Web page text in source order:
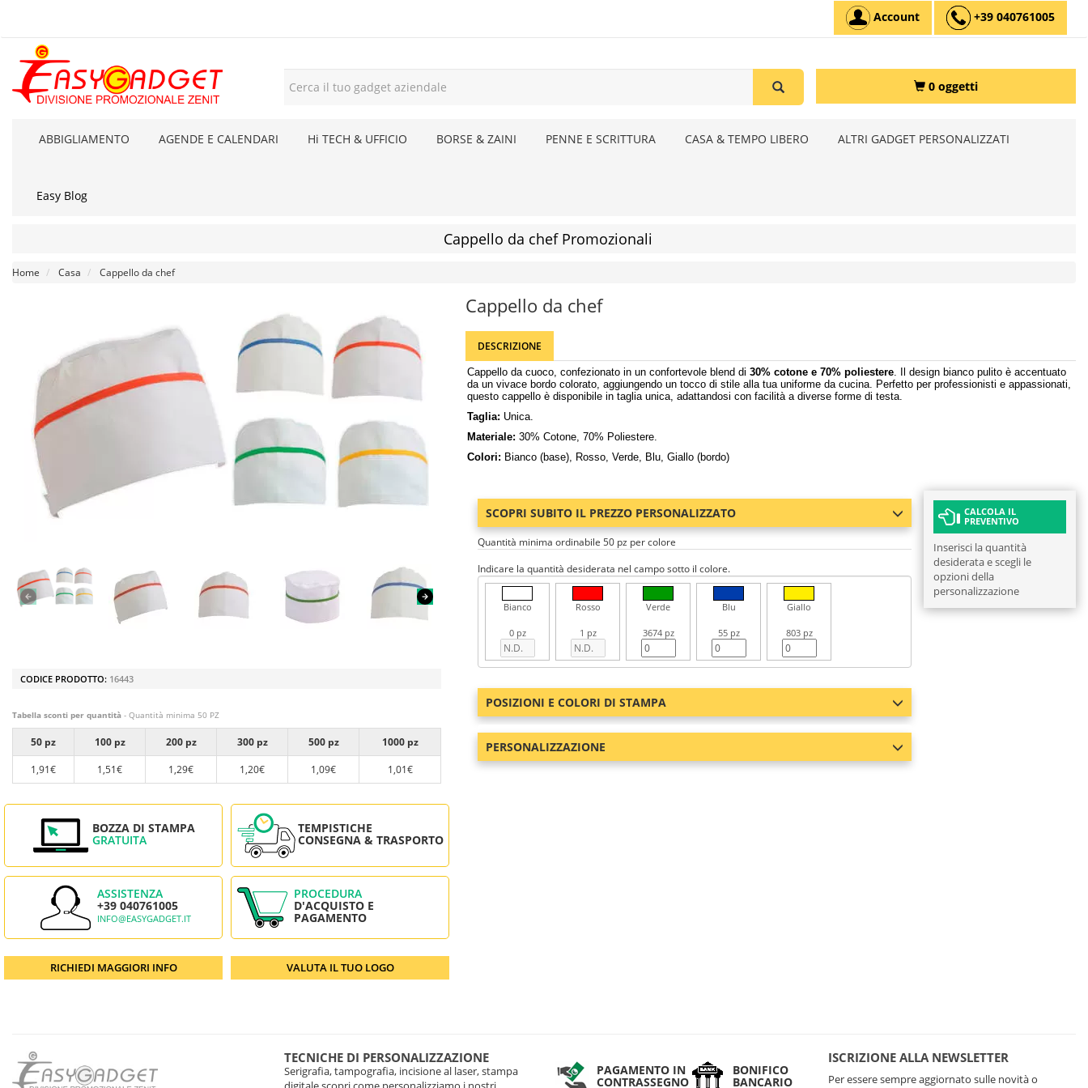
Account +39 040761005
0 oggetti
ABBIGLIAMENTO AGENDE E CALENDARI Hi TECH & UFFICIO BORSE & ZAINI PENNE E SCRITTURA CASA & TEMPO LIBERO ALTRI GADGET PERSONALIZZATI
Easy Blog
Cappello da chef Promozionali
Home Casa Cappello da chef
CODICE PRODOTTO: 16443
Tabella sconti per quantità - Quantità minima 50 PZ
50 pz 100 pz 200 pz 300 pz 500 pz
1000 pz
1,91€
1,51€ 1,29€ 1,20€ 1,09€ 1,01€
BOZZA DI STAMPA
GRATUITA
TEMPISTICHE
CONSEGNA & TRASPORTO
ASSISTENZA
+39 040761005
INFO@EASYGADGET.IT
PROCEDURA
D'ACQUISTO E
PAGAMENTO
RICHIEDI MAGGIORI INFO VALUTA IL TUO LOGO
Cappello da chef
DESCRIZIONE
Cappello da cuoco, confezionato in un confortevole blend di 30% cotone e 70% poliestere. Il design bianco pulito è accentuato
da un vivace bordo colorato, aggiungendo un tocco di stile alla tua uniforme da cucina. Perfetto per professionisti e appassionati,
questo cappello è disponibile in taglia unica, adattandosi con facilità a diverse forme di testa.
Taglia: Unica.
Materiale: 30% Cotone, 70% Poliestere.
Colori: Bianco (base), Rosso, Verde, Blu, Giallo (bordo)
SCOPRI SUBITO IL PREZZO PERSONALIZZATO
Quantità minima ordinabile 50 pz per colore
Indicare la quantità desiderata nel campo sotto il colore.
Bianco
0 pz
Rosso
1 pz
Verde
3674 pz
Blu
55 pz
Giallo
803 pz
POSIZIONI E COLORI DI STAMPA
PERSONALIZZAZIONE
CALCOLA IL
PREVENTIVO
Inserisci la quantità
desiderata e scegli le
opzioni della
personalizzazione
TECNICHE DI PERSONALIZZAZIONE
Serigrafia, tampografia, incisione al laser, stampa
PAGAMENTO IN
CONTRASSEGNO
BONIFICO
BANCARIO
ISCRIZIONE ALLA NEWSLETTER
Per essere sempre aggiornato sulle novità o